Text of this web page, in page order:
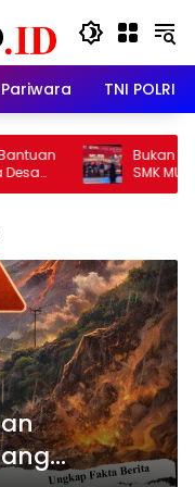
Pariwara TNI POLRI
Bukan Sekadar
SMK MUDISA
2026